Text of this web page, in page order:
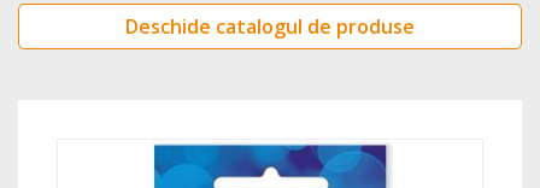
Deschide catalogul de produse